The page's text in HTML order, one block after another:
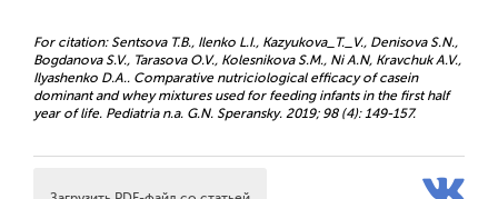
For citation: Sentsova T.B., Ilenko L.I., Kazyukova_T._V., Denisova S.N.,
Bogdanova S.V., Tarasova O.V., Kolesnikova S.M., Ni A.N, Kravchuk A.V.,
Ilyashenko D.A.. Comparative nutriciological efficacy of casein
dominant and whey mixtures used for feeding infants in the first half
year of life. Pediatria n.a. G.N. Speransky. 2019; 98 (4): 149-157.